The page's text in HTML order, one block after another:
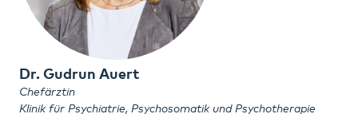
Dr. Gudrun Auert
Chefärztin
Klinik für Psychiatrie, Psychosomatik und Psychotherapie